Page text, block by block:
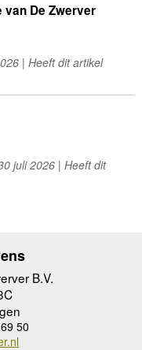
De Zwerver
| Heeft dit artikel
juli 2026 | Heeft dit
B.V.
50